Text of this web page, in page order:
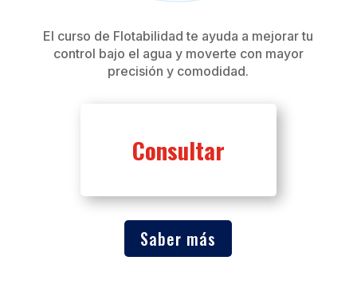
El curso de Flotabilidad te ayuda a mejorar tu
control bajo el agua y moverte con mayor
precisión y comodidad.
Consultar
Saber más